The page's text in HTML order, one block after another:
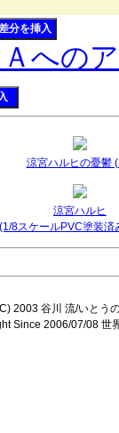
分を挿入
への
涼宮ハルヒの憂鬱
涼宮ハルヒ
(1/8スケールPVC塗装済
2003 谷川 流/いとう
Since 2006/07/08 世